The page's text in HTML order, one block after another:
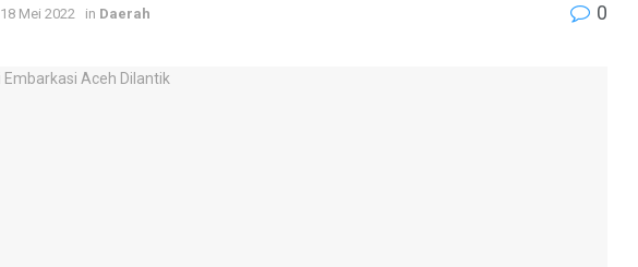
18 Mei 2022 in Daerah 0